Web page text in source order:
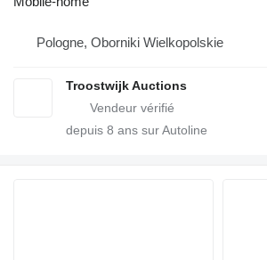
Pologne, Oborniki Wielkopolskie
Troostwijk Auctions
depuis 8 ans sur Autoline